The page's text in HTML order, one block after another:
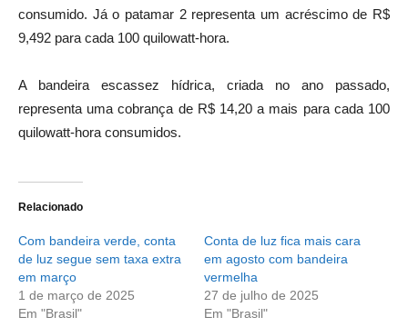
consumido. Já o patamar 2 representa um acréscimo de R$
9,492 para cada 100 quilowatt-hora.
A bandeira escassez hídrica, criada no ano passado,
representa uma cobrança de R$ 14,20 a mais para cada 100
quilowatt-hora consumidos.
Relacionado
Com bandeira verde, conta
de luz segue sem taxa extra
em março
1 de março de 2025
Em "Brasil"
Conta de luz fica mais cara
em agosto com bandeira
vermelha
27 de julho de 2025
Em "Brasil"